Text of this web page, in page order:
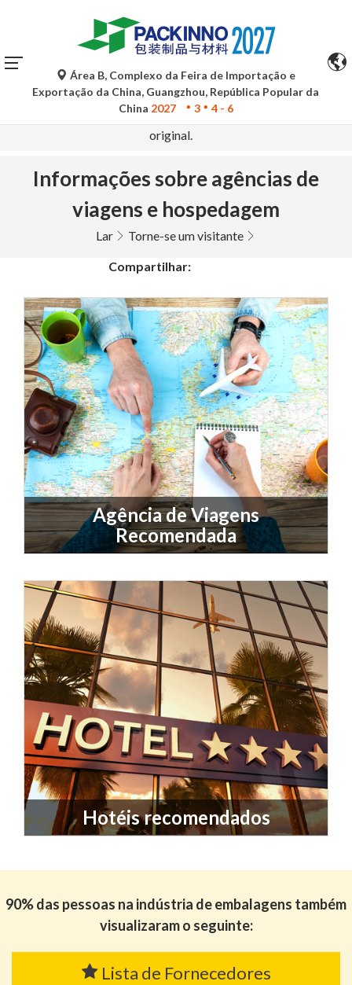
As traduções automáticas do Google Tradutor são apenas
para referência e podem conter imprecisões. Para
quaisquer dúvidas, consulte a versão original no idioma
original.
Área B, Complexo da Feira de Importação e
Exportação da China, Guangzhou, República Popular da
China 2027 3 4 - 6
Informações sobre agências de
viagens e hospedagem
Lar Torne-se um visitante
Compartilhar:
Agência de Viagens
Recomendada
Hotéis recomendados
90% das pessoas na indústria de embalagens também
visualizaram o seguinte:
Lista de Fornecedores